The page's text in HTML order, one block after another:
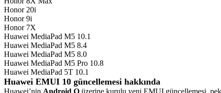
Honor 20i
Honor 9i
Honor 7X
Huawei MediaPad M5 10.1
Huawei MediaPad M5 8.4
Huawei MediaPad M5 8.0
Huawei MediaPad M5 Pro 10.8
Huawei MediaPad 5T 10.1
Huawei EMUI 10 güncellemesi hakkında
Huawei’nin Android Q üzerine kurulu yeni EMUI güncellemesi,